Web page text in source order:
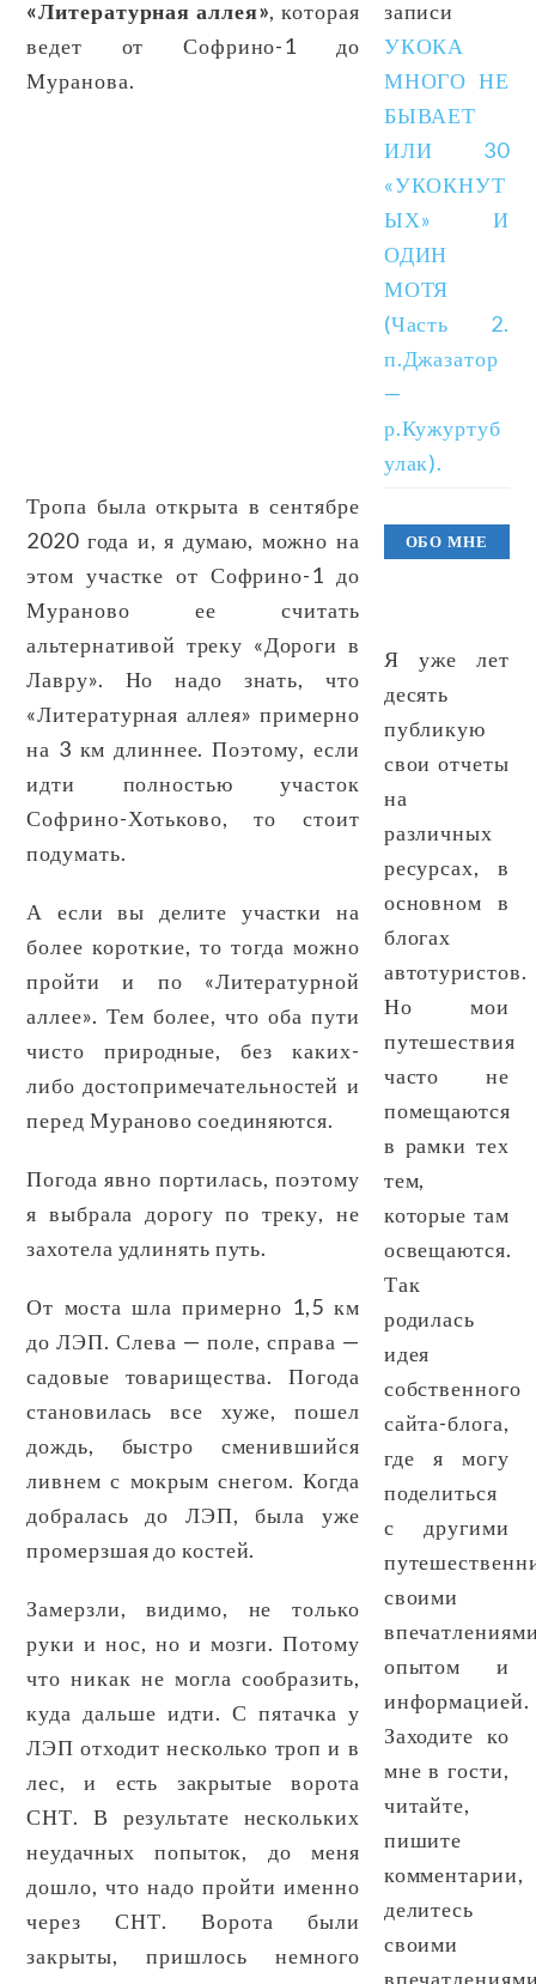
«Литературная аллея», которая
ведет от Софрино-1 до
Муранова.
Тропа была открыта в сентябре
2020 года и, я думаю, можно на
этом участке от Софрино-1 до
Мураново ее считать
альтернативой треку «Дороги в
Лавру». Но надо знать, что
«Литературная аллея» примерно
на 3 км длиннее. Поэтому, если
идти полностью участок
Софрино-Хотьково, то стоит
подумать.
А если вы делите участки на
более короткие, то тогда можно
пройти и по «Литературной
аллее». Тем более, что оба пути
чисто природные, без каких-
либо достопримечательностей и
перед Мураново соединяются.
Погода явно портилась, поэтому
я выбрала дорогу по треку, не
захотела удлинять путь.
От моста шла примерно 1,5 км
до ЛЭП. Слева — поле, справа —
садовые товарищества. Погода
становилась все хуже, пошел
дождь, быстро сменившийся
ливнем с мокрым снегом. Когда
добралась до ЛЭП, была уже
промерзшая до костей.
Замерзли, видимо, не только
руки и нос, но и мозги. Потому
что никак не могла сообразить,
куда дальше идти. С пятачка у
ЛЭП отходит несколько троп и в
лес, и есть закрытые ворота
СНТ. В результате нескольких
неудачных попыток, до меня
дошло, что надо пройти именно
через СНТ. Ворота были
закрыты, пришлось немного
записи
УКОКА
МНОГО НЕ
БЫВАЕТ
ИЛИ 30
«УКОКНУТ
ЫХ» И
ОДИН
МОТЯ
(Часть 2.
п.Джазатор
—
р.Кужуртуб
улак).
ОБО МНЕ
Я уже лет
десять
публикую
свои отчеты
на
различных
ресурсах, в
основном в
блогах
автотуристов.
Но мои
путешествия
часто не
помещаются
в рамки тех
тем,
которые там
освещаются.
Так
родилась
идея
собственного
сайта-блога,
где я могу
поделиться
с другими
своими
опытом и
информацией.
Заходите ко
мне в гости,
читайте,
пишите
комментарии,
делитесь
своими